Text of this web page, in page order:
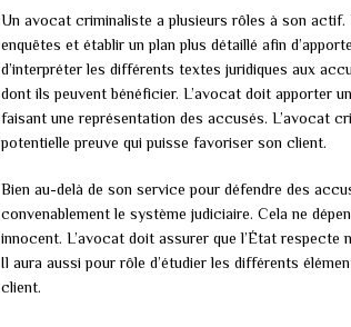
Un avocat criminaliste a plusieurs rôles à son actif.
enquêtes et établir un plan plus détaillé afin
d’interpréter les différents textes juridiques aux
dont ils peuvent bénéficier. L’avocat doit apporter
faisant une représentation des accusés. L’avocat
potentielle preuve qui puisse favoriser son client.
Bien au-delà de son service pour défendre des
convenablement le système judiciaire. Cela ne
innocent. L’avocat doit assurer que l’État respecte
Il aura aussi pour rôle d’étudier les différents
client.